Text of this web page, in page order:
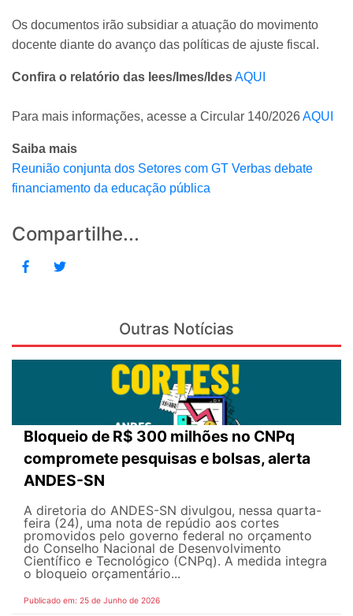
Os documentos irão subsidiar a atuação do movimento
docente diante do avanço das políticas de ajuste fiscal.
Confira o relatório das Iees/Imes/IdesAQUI
Para mais informações, acesse a Circular 140/2026AQUI
Saiba mais
Reunião conjunta dos Setores com GT Verbas debate
financiamento da educação pública
Compartilhe...
Outras Notícias
Bloqueio de R$ 300 milhões no CNPq
compromete pesquisas e bolsas, alerta
ANDES-SN
A diretoria do ANDES-SN divulgou, nessa quarta-
feira (24), uma nota de repúdio aos cortes
promovidos pelo governo federal no orçamento
do Conselho Nacional de Desenvolvimento
Científico e Tecnológico (CNPq). A medida integra
o bloqueio orçamentário...
Publicado em: 25 de Junho de 2026